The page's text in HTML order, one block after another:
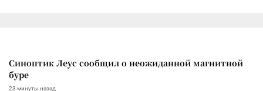
Синоптик Леус сообщил о неожиданной магнитной
буре
23 минуты назад